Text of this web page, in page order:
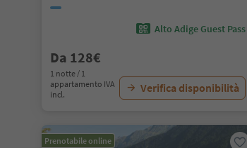
Alto Adige Guest Pass
Da 128€
1 notte / 1
appartamento IVA
incl.
Verifica disponibilità
Prenotabile online